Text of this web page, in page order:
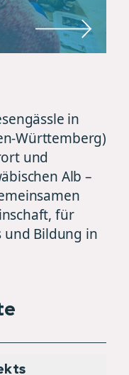
in
Württemberg)
und
Alb –
für
und Bildung in